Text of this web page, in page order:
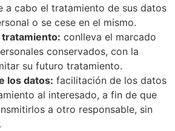
a cabo el tratamiento de sus datos
o se cese en el mismo.
tratamiento: conlleva el marcado
conservados, con la
su futuro tratamiento.
los datos: facilitación de los datos
al interesado, a fin de que
a otro responsable, sin